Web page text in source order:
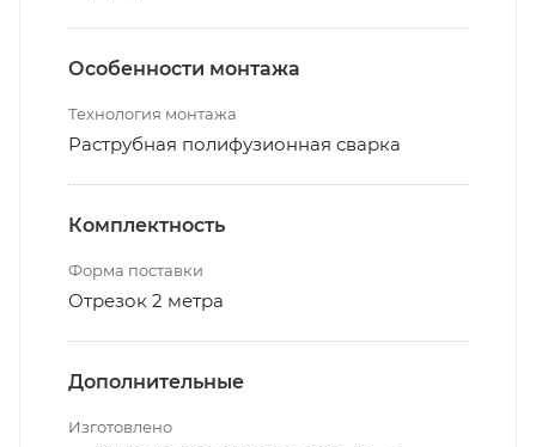
Особенности монтажа
Технология монтажа
Раструбная полифузионная сварка
Комплектность
Форма поставки
Отрезок 2 метра
Дополнительные
Изготовлено